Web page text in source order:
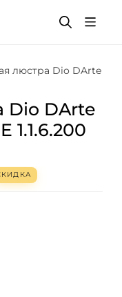
люстра Dio DArte
Dio DArte
1.1.6.200